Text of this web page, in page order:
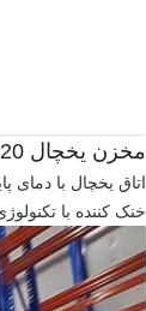
مخزن یخچال 20 فوت اتاق سرد مخزن یخچال عمیق اتاق سرد
خنک کننده با تکنولوژی بالا می تواند